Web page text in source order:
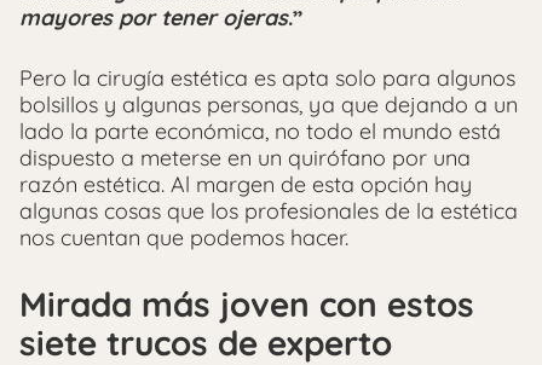
mayores por tener ojeras.”
Pero la cirugía estética es apta solo para algunos
bolsillos y algunas personas, ya que dejando a un
lado la parte económica, no todo el mundo está
dispuesto a meterse en un quirófano por una
razón estética. Al margen de esta opción hay
algunas cosas que los profesionales de la estética
nos cuentan que podemos hacer.
Mirada más joven con estos
siete trucos de experto